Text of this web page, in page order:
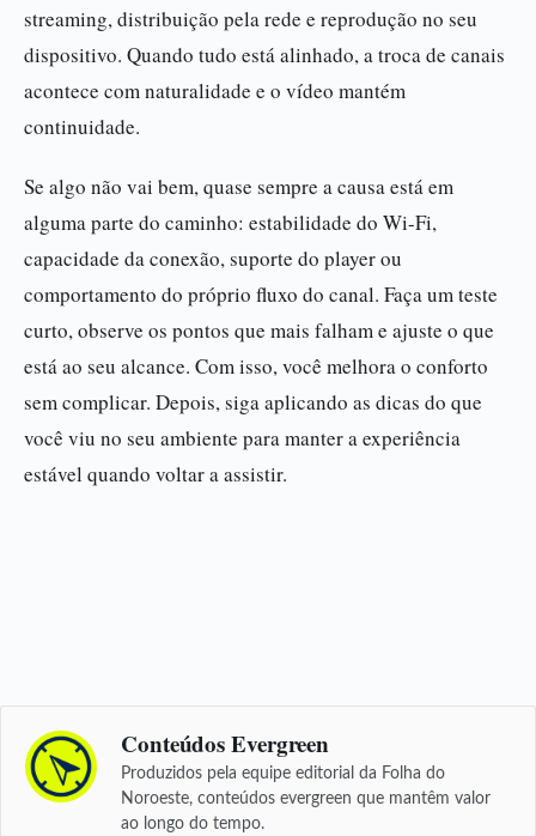
streaming, distribuição pela rede e reprodução no seu
dispositivo. Quando tudo está alinhado, a troca de canais
acontece com naturalidade e o vídeo mantém
continuidade.
Se algo não vai bem, quase sempre a causa está em
alguma parte do caminho: estabilidade do Wi-Fi,
capacidade da conexão, suporte do player ou
comportamento do próprio fluxo do canal. Faça um teste
curto, observe os pontos que mais falham e ajuste o que
está ao seu alcance. Com isso, você melhora o conforto
sem complicar. Depois, siga aplicando as dicas do que
você viu no seu ambiente para manter a experiência
estável quando voltar a assistir.
Conteúdos Evergreen
Produzidos pela equipe editorial da Folha do
Noroeste, conteúdos evergreen que mantêm valor
ao longo do tempo.